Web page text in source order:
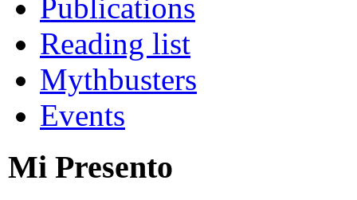
Publications
Reading list
Mythbusters
Events
Mi Presento